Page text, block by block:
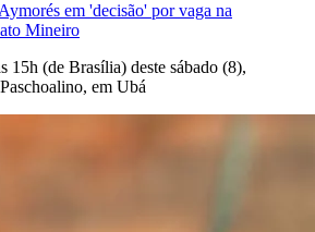
em 'decisão' por vaga na
Mineiro
15h (de Brasília) deste sábado (8),
em Ubá